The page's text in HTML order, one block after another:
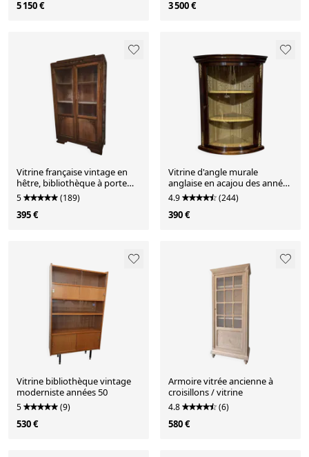
5 150 € 3 500 €
Vitrine française vintage en
hêtre, bibliothèque à porte
vitrée, meuble Art déco, vers
1930–1950
5 (189)
395 €
Vitrine d'angle murale
anglaise en acajou des années
1950
4.9 (244)
390 €
Vitrine bibliothèque vintage
moderniste années 50
5 (9)
530 €
Armoire vitrée ancienne à
croisillons / vitrine
4.8 (6)
580 €